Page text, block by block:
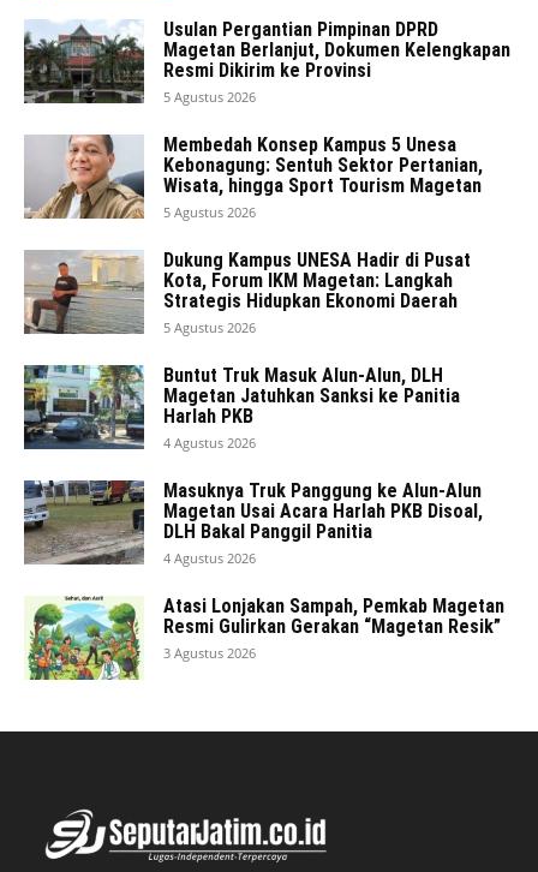
Usulan Pergantian Pimpinan DPRD
Magetan Berlanjut, Dokumen Kelengkapan
Resmi Dikirim ke Provinsi
5 Agustus 2026
Membedah Konsep Kampus 5 Unesa
Kebonagung: Sentuh Sektor Pertanian,
Wisata, hingga Sport Tourism Magetan
5 Agustus 2026
Dukung Kampus UNESA Hadir di Pusat
Kota, Forum IKM Magetan: Langkah
Strategis Hidupkan Ekonomi Daerah
5 Agustus 2026
Buntut Truk Masuk Alun-Alun, DLH
Magetan Jatuhkan Sanksi ke Panitia
Harlah PKB
4 Agustus 2026
Masuknya Truk Panggung ke Alun-Alun
Magetan Usai Acara Harlah PKB Disoal,
DLH Bakal Panggil Panitia
4 Agustus 2026
Atasi Lonjakan Sampah, Pemkab Magetan
Resmi Gulirkan Gerakan “Magetan Resik”
3 Agustus 2026